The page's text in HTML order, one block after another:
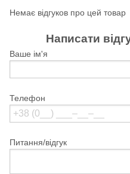
Немає відгуков про цей товар
Написати
Ваше ім'я
Телефон
Питання/відгук